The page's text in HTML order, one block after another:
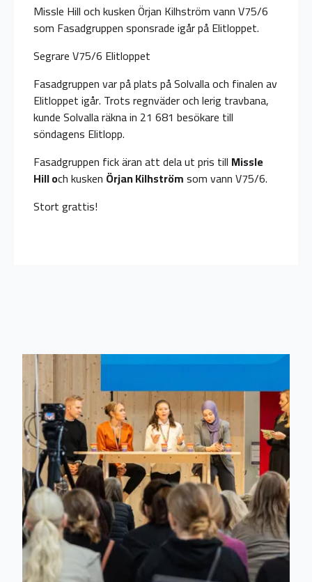
Missle Hill och kusken Örjan Kilhström vann V75/6
som Fasadgruppen sponsrade igår på Elitloppet.
Segrare V75/6 Elitloppet
Fasadgruppen var på plats på Solvalla och finalen av
Elitloppet igår. Trots regnväder och lerig travbana,
kunde Solvalla räkna in 21 681 besökare till
söndagens Elitlopp.
Fasadgruppen fick äran att dela ut pris till Missle
Hill och kusken Örjan Kilhströmsom vann V75/6.
Stort grattis!